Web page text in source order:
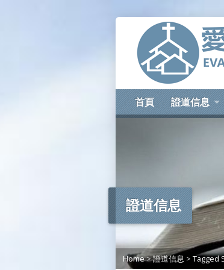
首頁 證道信息
證道信息
Home>證道信息 > Tagged